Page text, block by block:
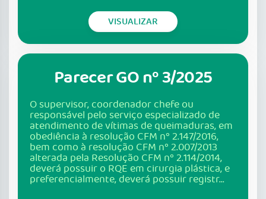
VISUALIZAR
Parecer GO nº 3/2025
O supervisor, coordenador chefe ou
responsável pelo serviço especializado de
atendimento de vítimas de queimaduras, em
obediência à resolução CFM nº 2.147/2016,
bem como à resolução CFM nº 2.007/2013
alterada pela Resolução CFM nº 2.114/2014,
deverá possuir o RQE em cirurgia plástica, e
preferencialmente, deverá possuir registr...